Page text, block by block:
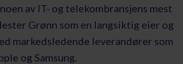
av IT- og telekombransjens mest
Grønn som en langsiktig eier og
markedsledende leverandører som
og Samsung.